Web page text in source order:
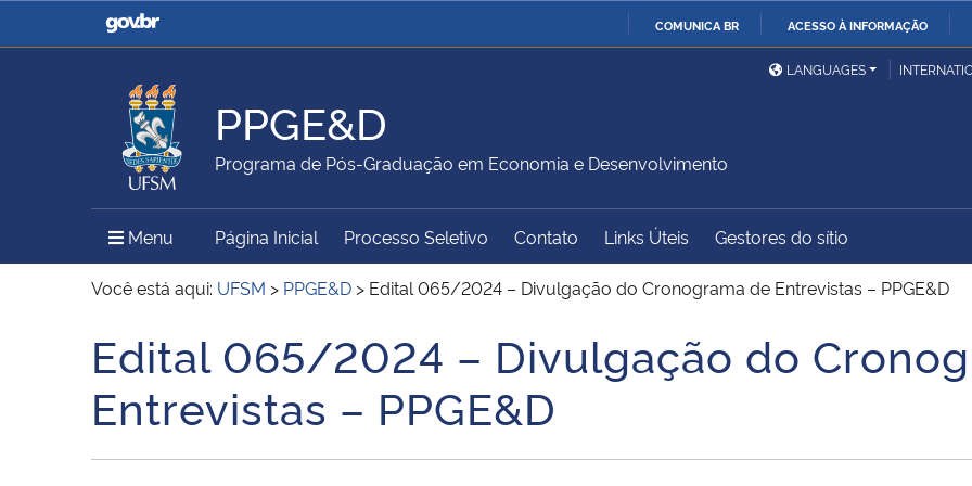
COMUNICA BR ACESSO À INFORMAÇÃO
Casa Civil
Ministério da Justiça e
Ministério da Defesa
Ministério das Relações
Exteriores
Ministério da Agricultura,
Pecuária e Abastecimento
Ministério da Educação
Ministério do Meio Ambiente Ministério do Turismo
Ministério do
Desenvolvimento Regional
Controladoria-Geral da
União
Secretaria de Governo
Gabinete de Segurança
Institucional
Advocacia-Geral da União Banco Central do Brasil
LANGUAGES
PPGE&D
Programa de Pós-Graduação em Economia e Desenvolvimento
Menu Menu Principal do Sítio
Página Inicial Processo Seletivo Contato Links Úteis Gestores do sítio
Você está aqui: UFSM > PPGE&D > Edital 065/2024 – Divulgação do Cronograma de Entrevistas – PPGE&D
Início do conteúdo
Edital 065/2024 – Divulgação do
Entrevistas – PPGE&D